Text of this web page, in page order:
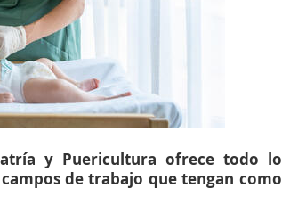
y Puericultura ofrece todo lo
de trabajo que tengan como